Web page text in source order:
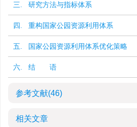
三. 研究方法与指标体系
四. 重构国家公园资源利用体系
五. 国家公园资源利用体系优化策略
六. 结 语
参考文献(46)
相关文章